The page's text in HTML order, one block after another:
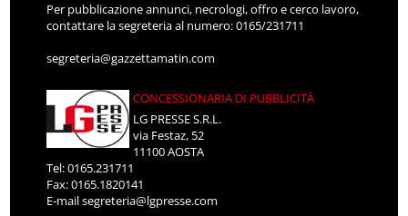
Per pubblicazione annunci, necrologi, offro e cerco lavoro,
contattare la segreteria al numero: 0165/231711
segreteria@gazzettamatin.com
CONCESSIONARIA DI PUBBLICITÀ
LG PRESSE S.R.L.
via Festaz, 52
11100 AOSTA
Tel: 0165.231711
Fax: 0165.1820141
E-mailsegreteria@lgpresse.com